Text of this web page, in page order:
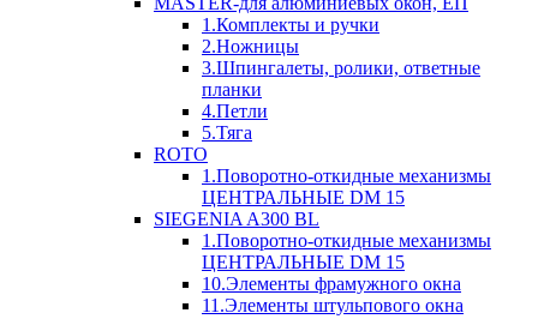
1.Комплекты и ручки
2.Ножницы
3.Шпингалеты, ролики, ответные
планки
4.Петли
5.Тяга
ROTO
1.Поворотно-откидные механизмы
ЦЕНТРАЛЬНЫЕ DM 15
SIEGENIA A300 BL
1.Поворотно-откидные механизмы
ЦЕНТРАЛЬНЫЕ DM 15
10.Элементы фрамужного окна
11.Элементы штульпового окна